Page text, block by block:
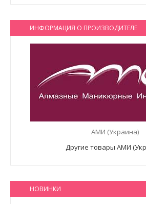
ИНФОРМАЦИЯ О ПРОИЗВОДИТЕЛЕ
АМИ (Украина)
Другие товары АМИ
НОВИНКИ